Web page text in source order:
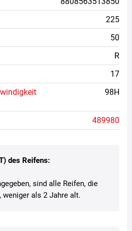
des Reifens:
sind alle Reifen, die
weniger als 2 Jahre alt.
225
50
R
17
98H
489980